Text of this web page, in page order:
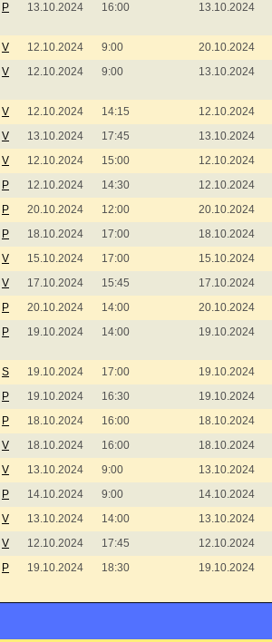
P 13.10.2024 16:00 13.10.2024
V 12.10.2024 9:00 20.10.2024
V 12.10.2024 9:00 13.10.2024
V 12.10.2024 14:15 12.10.2024
V 13.10.2024 17:45 13.10.2024
V 12.10.2024 15:00 12.10.2024
P 12.10.2024 14:30 12.10.2024
P 20.10.2024 12:00 20.10.2024
P 18.10.2024 17:00 18.10.2024
V 15.10.2024 17:00 15.10.2024
V 17.10.2024 15:45 17.10.2024
P 20.10.2024 14:00 20.10.2024
P 19.10.2024 14:00 19.10.2024
S 19.10.2024 17:00 19.10.2024
P 19.10.2024 16:30 19.10.2024
P 18.10.2024 16:00 18.10.2024
V 18.10.2024 16:00 18.10.2024
V 13.10.2024 9:00 13.10.2024
P 14.10.2024 9:00 14.10.2024
V 13.10.2024 14:00 13.10.2024
V 12.10.2024 17:45 12.10.2024
P 19.10.2024 18:30 19.10.2024